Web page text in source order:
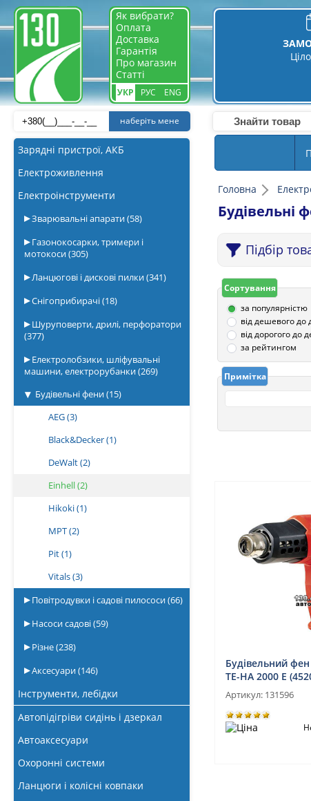
Як вибрати?
Оплата
Доставка
Гарантія
Про магазин
Статті
УКР РУС ENG
наберіть мене
Зарядні пристрої, АКБ
Електроживлення
Електроінструменти
Зварювальні апарати(58)
Газонокосарки, тримери і
мотокоси(305)
Ланцюгові і дискові пилки(341)
Снігоприбирачі(18)
Шуруповерти, дрилі, перфоратори
(377)
Електролобзики, шліфувальні
машини, електрорубанки(269)
Будівельні фени(15)
AEG(3)
Black&Decker(1)
DeWalt(2)
Einhell(2)
Hikoki(1)
MPT(2)
Pit(1)
Vitals(3)
Повітродувки і садові пилососи(66)
Насоси садові(59)
Різне(238)
Аксесуари(146)
Інструменти, лебідки
Автопідігріви сидінь і дзеркал
Автоаксесуари
Охоронні системи
Ланцюги і колісні ковпаки
Головна
Будівельні
Підбір
Сортування
за популярністю
від дешевого до
від дорогого до
за рейтингом
Примітка
Будівельний
TE-HA 2000 E
Артикул: 131596